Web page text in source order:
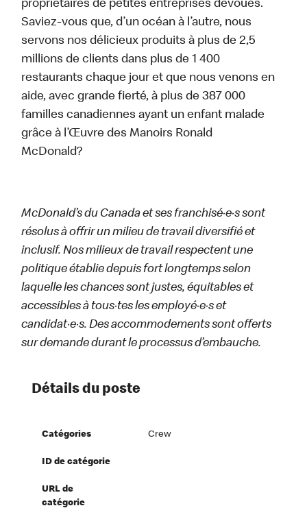
propriétaires de petites entreprises dévoués.
Saviez-vous que, d’un océan à l’autre, nous
servons nos délicieux produits à plus de 2,5
millions de clients dans plus de 1 400
restaurants chaque jour et que nous venons en
aide, avec grande fierté, à plus de 387 000
familles canadiennes ayant un enfant malade
grâce à l’Œuvre des Manoirs Ronald
McDonald?
McDonald’s du Canada et ses franchisé·e·s sont
résolus à offrir un milieu de travail diversifié et
inclusif. Nos milieux de travail respectent une
politique établie depuis fort longtemps selon
laquelle les chances sont justes, équitables et
accessibles à tous·tes les employé·e·s et
candidat·e·s. Des accommodements sont offerts
sur demande durant le processus d’embauche.
Détails du poste
Catégories Crew
ID de catégorie
URL de
catégorie